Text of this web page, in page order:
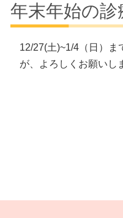
年末年始の診
12/27(土)~1/4（日）ま
が、よろしくお願いし